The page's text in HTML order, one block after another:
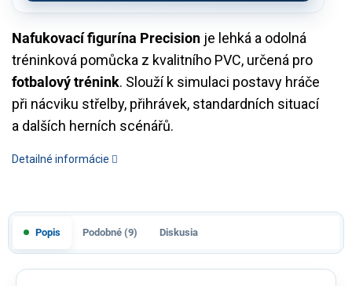
Nafukovací figurína Precision je lehká a odolná
tréninková pomůcka z kvalitního PVC, určená pro
fotbalový trénink. Slouží k simulaci postavy hráče
při nácviku střelby, přihrávek, standardních situací
a dalších herních scénářů.
Detailné informácie
Popis Podobné (9) Diskusia